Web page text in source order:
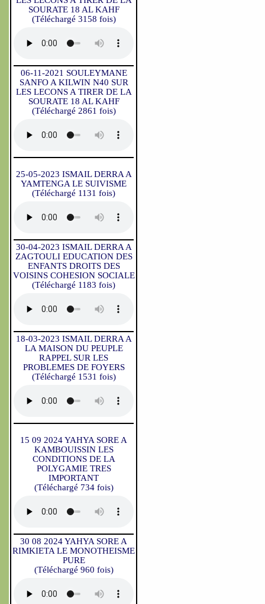
SOURATE 18 AL KAHF
(Téléchargé 3158 fois)
06-11-2021 SOULEYMANE
SANFO A KILWIN N40 SUR
LES LECONS A TIRER DE LA
SOURATE 18 AL KAHF
(Téléchargé 2861 fois)
25-05-2023 ISMAIL DERRA A
YAMTENGA LE SUIVISME
(Téléchargé 1131 fois)
30-04-2023 ISMAIL DERRA A
ZAGTOULI EDUCATION DES
ENFANTS DROITS DES
VOISINS COHESION SOCIALE
(Téléchargé 1183 fois)
18-03-2023 ISMAIL DERRA A
LA MAISON DU PEUPLE
RAPPEL SUR LES
PROBLEMES DE FOYERS
(Téléchargé 1531 fois)
15 09 2024 YAHYA SORE A
KAMBOUISSIN LES
CONDITIONS DE LA
POLYGAMIE TRES
IMPORTANT
(Téléchargé 734 fois)
30 08 2024 YAHYA SORE A
RIMKIETA LE MONOTHEISME
PURE
(Téléchargé 960 fois)